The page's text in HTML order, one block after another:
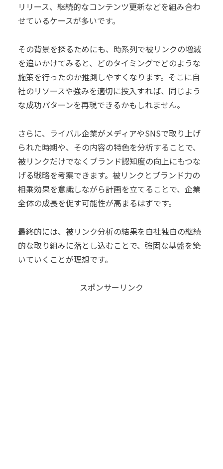
リリース、継続的なコンテンツ更新などを組み合わ
せているケースが多いです。
その背景を探るためにも、時系列で被リンクの増減
を追いかけてみると、どのタイミングでどのような
施策を行ったのか推測しやすくなります。そこに自
社のリソースや強みを適切に投入すれば、同じよう
な成功パターンを再現できるかもしれません。
さらに、ライバル企業がメディアやSNSで取り上げ
られた時期や、その内容の特色を分析することで、
被リンクだけでなくブランド認知度の向上にもつな
げる戦略を考案できます。被リンクとブランド力の
相乗効果を意識しながら計画を立てることで、企業
全体の成長を促す可能性が高まるはずです。
最終的には、被リンク分析の結果を自社独自の継続
的な取り組みに落とし込むことで、強固な基盤を築
いていくことが理想です。
スポンサーリンク